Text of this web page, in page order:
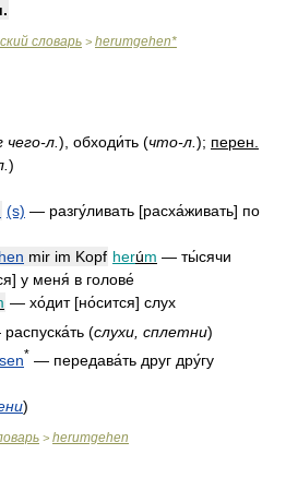
словарь > herumgehen*
чего-л. ), обходи́ть (что-л. ); перен.
)
(s) — разгу́ливать [расха́живать] по
hen mir im Kopf herúm — ты́сячи
у меня́ в голове́
— хо́дит [но́сится] слух
(слухи, сплетни)
* — передава́ть друг дру́гу
)
> herumgehen